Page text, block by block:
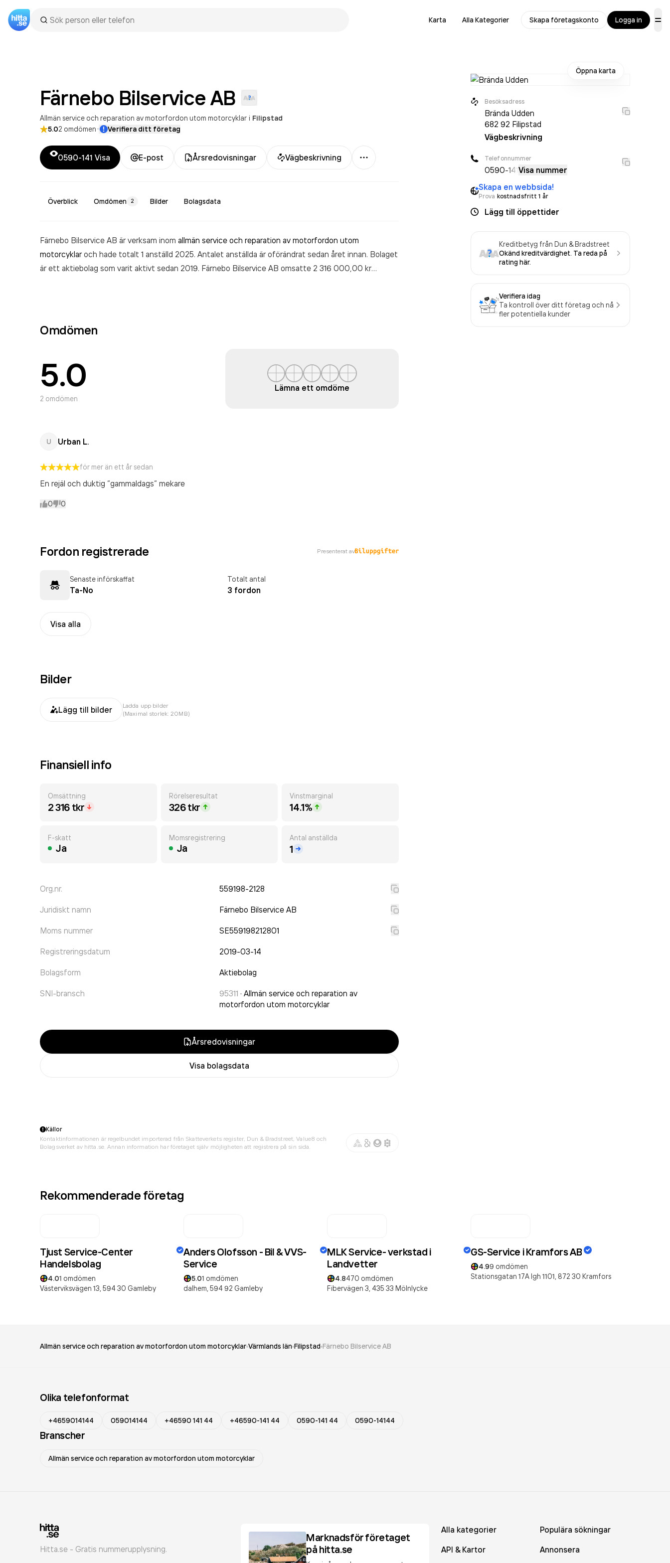
Karta Alla Kategorier Skapa företagskonto Logga in
Färnebo Bilservice AB
Allmän service och reparation av motorfordon utom motorcyklar i Filipstad
5.02 omdömen· Verifiera ditt företag
0590-141 Visa E-post Årsredovisningar Vägbeskrivning
Mer
Överblick Omdömen 2 Bilder Bolagsdata
Färnebo Bilservice AB är verksam inom allmän service och reparation av motorfordon utom
motorcyklaroch hade totalt 1 anställd 2025. Antalet anställda är oförändrat sedan året innan. Bolaget
är ett aktiebolag som varit aktivt sedan 2019. Färnebo Bilservice AB omsatte 2 316 000,00 kr
Omdömen
5.0
2 omdömen
Lämna ett omdöme
U Urban L.
för mer än ett år sedan
En rejäl och duktig ”gammaldags” mekare
0 0
Fordon registrerade Presenterat av
Senaste införskaffat
Ta-No
Totalt antal
3 fordon
Visa alla
Bilder
Lägg till bilder
Ladda upp bilder
(Maximal storlek: 20MB)
Finansiell info
Omsättning
2 316 tkr
Rörelseresultat
326 tkr
Vinstmarginal
14.1%
F-skatt
Ja
Momsregistrering
Ja
Antal anställda
1
Org.nr. 559198-2128
Juridiskt namn Färnebo Bilservice AB
Moms nummer SE559198212801
Registreringsdatum 2019-03-14
Bolagsform Aktiebolag
SNI-bransch 95311 · Allmän service och reparation av
motorfordon utom motorcyklar
Årsredovisningar
Visa bolagsdata
Öppna karta
Besöksadress
Brända Udden
682 92 Filipstad
Vägbeskrivning
Telefonnummer
0590-141Visa nummer
Skapa en webbsida!
Prova kostnadsfritt 1 år
Lägg till öppettider
Kreditbetyg från Dun & Bradstreet
Okänd kreditvärdighet. Ta reda på
rating här.
Verifiera idag
Ta kontroll över ditt företag och nå
fler potentiella kunder
Källor
Kontaktinformationen är regelbundet importerad från Skatteverkets register, Dun & Bradstreet, Value8 och
Bolagsverket av hitta.se. Annan information har företaget själv möjligheten att registrera på sin sida.
Rekommenderade företag
Tjust Service-Center
Handelsbolag
4.01 omdömen
Västerviksvägen 13, 594 30 Gamleby
Anders Olofsson - Bil & VVS-
Service
5.01 omdömen
dalhem, 594 92 Gamleby
MLK Service- verkstad i
Landvetter
4.8470 omdömen
Fibervägen 3, 435 33 Mölnlycke
GS-Service i Kramfors AB
4.99 omdömen
Stationsgatan 17A lgh 1101, 872 30 Kramfors
Allmän service och reparation av motorfordon utom motorcyklar Värmlands län Filipstad Färnebo Bilservice AB
Olika telefonformat
+4659014144 059014144 +46590 141 44 +46590-141 44 0590-141 44 0590-14144
Branscher
Allmän service och reparation av motorfordon utom motorcyklar
Hitta.se - Gratis nummerupplysning.
Marknadsför företaget
på hitta.se
Alla kategorier
Populära sökningar
API & Kartor
Annonsera